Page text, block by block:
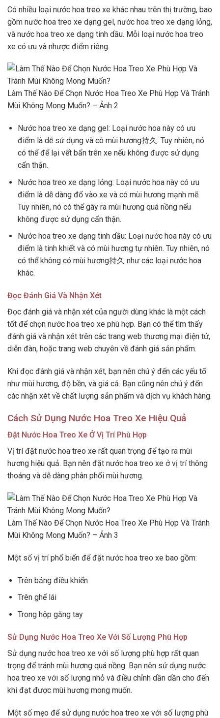
Có nhiều loại nước hoa treo xe khác nhau trên thị trường, bao
gồm nước hoa treo xe dạng gel, nước hoa treo xe dạng lỏng,
và nước hoa treo xe dạng tinh dầu. Mỗi loại nước hoa treo
xe có ưu và nhược điểm riêng.
Làm Thế Nào Để Chọn Nước Hoa Treo Xe Phù Hợp Và Tránh
Mùi Không Mong Muốn? – Ảnh 2
Nước hoa treo xe dạng gel: Loại nước hoa này có ưu
điểm là dễ sử dụng và có mùi hương持久. Tuy nhiên, nó
có thể để lại vết bẩn trên xe nếu không được sử dụng
cẩn thận.
Nước hoa treo xe dạng lỏng: Loại nước hoa này có ưu
điểm là dễ dàng đổ vào xe và có mùi hương mạnh mẽ.
Tuy nhiên, nó có thể gây ra mùi hương quá nồng nếu
không được sử dụng cẩn thận.
Nước hoa treo xe dạng tinh dầu: Loại nước hoa này có ưu
điểm là tinh khiết và có mùi hương tự nhiên. Tuy nhiên, nó
có thể không có mùi hương持久 như các loại nước hoa
khác.
Đọc Đánh Giá Và Nhận Xét
Đọc đánh giá và nhận xét của người dùng khác là một cách
tốt để chọn nước hoa treo xe phù hợp. Bạn có thể tìm thấy
đánh giá và nhận xét trên các trang web thương mại điện tử,
diễn đàn, hoặc trang web chuyên về đánh giá sản phẩm.
Khi đọc đánh giá và nhận xét, bạn nên chú ý đến các yếu tố
như mùi hương, độ bền, và giá cả. Bạn cũng nên chú ý đến
các nhận xét về chất lượng sản phẩm và dịch vụ khách hàng.
Cách Sử Dụng Nước Hoa Treo Xe Hiệu Quả
Đặt Nước Hoa Treo Xe Ở Vị Trí Phù Hợp
Vị trí đặt nước hoa treo xe rất quan trọng để tạo ra mùi
hương hiệu quả. Bạn nên đặt nước hoa treo xe ở vị trí thông
thoáng và dễ dàng phân phối mùi hương.
Làm Thế Nào Để Chọn Nước Hoa Treo Xe Phù Hợp Và Tránh
Mùi Không Mong Muốn? – Ảnh 3
Một số vị trí phổ biến để đặt nước hoa treo xe bao gồm:
Trên bảng điều khiển
Trên ghế lái
Trong hộp găng tay
Sử Dụng Nước Hoa Treo Xe Với Số Lượng Phù Hợp
Sử dụng nước hoa treo xe với số lượng phù hợp rất quan
trọng để tránh mùi hương quá nồng. Bạn nên sử dụng nước
hoa treo xe với số lượng nhỏ và điều chỉnh dần dần cho đến
khi đạt được mùi hương mong muốn.
Một số mẹo để sử dụng nước hoa treo xe với số lượng phù